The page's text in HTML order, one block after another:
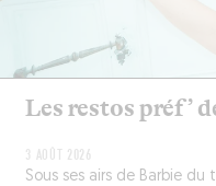
Les restos préf’
3 AOÛT 2026
Sous ses airs de Barbie